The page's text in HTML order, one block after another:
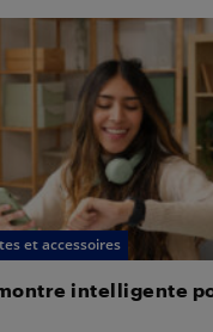
et accessoires
intelligente